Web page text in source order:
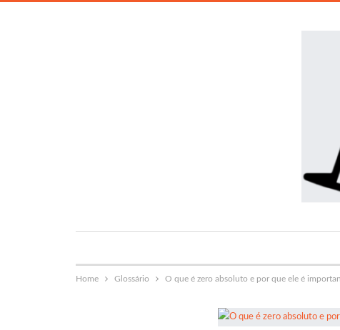
Home Glossário O que é zero absoluto e por que ele é